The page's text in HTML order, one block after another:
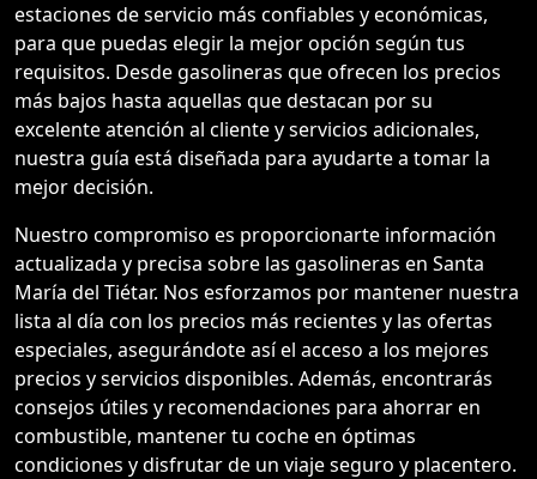
estaciones de servicio más confiables y económicas,
para que puedas elegir la mejor opción según tus
requisitos. Desde gasolineras que ofrecen los precios
más bajos hasta aquellas que destacan por su
excelente atención al cliente y servicios adicionales,
nuestra guía está diseñada para ayudarte a tomar la
mejor decisión.
Nuestro compromiso es proporcionarte información
actualizada y precisa sobre las gasolineras en Santa
María del Tiétar. Nos esforzamos por mantener nuestra
lista al día con los precios más recientes y las ofertas
especiales, asegurándote así el acceso a los mejores
precios y servicios disponibles. Además, encontrarás
consejos útiles y recomendaciones para ahorrar en
combustible, mantener tu coche en óptimas
condiciones y disfrutar de un viaje seguro y placentero.